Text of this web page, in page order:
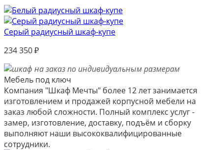
Серый радиусный шкаф-купе
234 350₽
Мебель под ключ
Компания "Шкаф Мечты" более 12 лет занимается
изготовлением и продажей корпусной мебели на
заказ любой сложности. Полный комплекс услуг -
замер, изготовление, доставку, подъём и сборку
выполняют наши высококвалифицированные
сотрудники.